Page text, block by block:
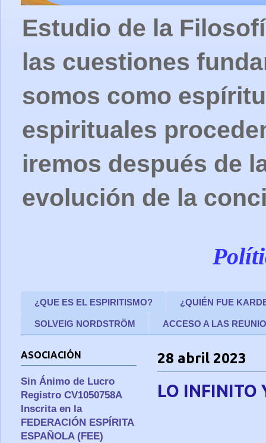
Estudio de la
las cuestiones
somos como
espirituales
iremos después de
evolución de la
¿QUE ES EL ESPIRITISMO? ¿QUIÉN FUE
SOLVEIG NORDSTRÖM ACCESO A LAS
28 abril 2023
LO INFINITO
ASOCIACIÓN
Sin Ánimo de Lucro
Registro CV1050758A
Inscrita en la
FEDERACIÓN ESPÍRITA
ESPAÑOLA (FEE)